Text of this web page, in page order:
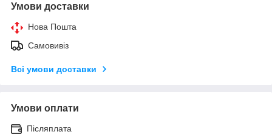
Умови доставки
Нова Пошта
Самовивіз
Всі умови доставки
Умови оплати
Післяплата